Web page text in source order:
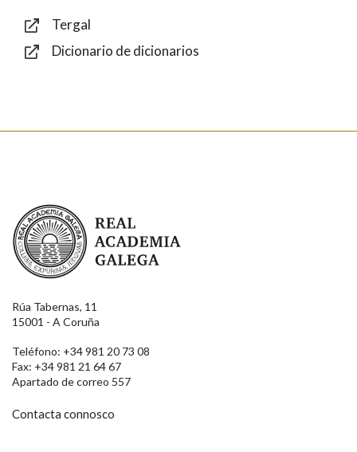
Tergal
Dicionario de dicionarios
Real Academia Galega
Rúa Tabernas, 11
15001 - A Coruña
Teléfono: +34 981 20 73 08
Fax: +34 981 21 64 67
Apartado de correo 557
Contacta connosco